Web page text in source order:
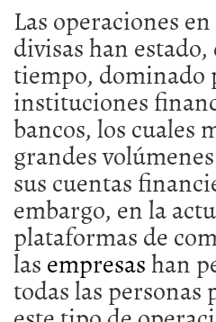
Las operaciones
divisas han
tiempo, dominado
instituciones
bancos, los cuales
grandes
sus cuentas
embargo, en la
plataformas de
lasempresashan
todas las